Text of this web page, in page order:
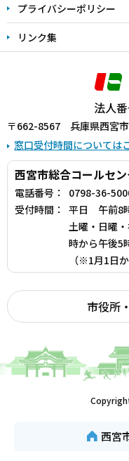
プライバシーポリシー
リンク集
法人
〒662-8567 兵庫県西宮市
窓口受付時間については
西宮市総合コールセン
電話番号：
0798-36-
受付時間：
平日 午前8
土曜・日曜
時から午後5
（※1月1日
市役所
西宮